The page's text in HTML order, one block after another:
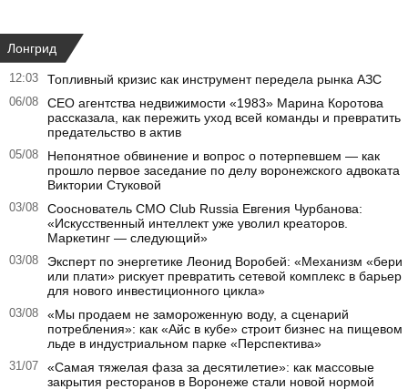
Лонгрид
12:03 Топливный кризис как инструмент передела рынка АЗС
06/08
CEO агентства недвижимости «1983» Марина Коротова
рассказала, как пережить уход всей команды и превратить
предательство в актив
05/08
Непонятное обвинение и вопрос о потерпевшем — как
прошло первое заседание по делу воронежского адвоката
Виктории Стуковой
03/08
Сооснователь CMO Club Russia Евгения Чурбанова:
«Искусственный интеллект уже уволил креаторов.
Маркетинг — следующий»
03/08
Эксперт по энергетике Леонид Воробей: «Механизм «бери
или плати» рискует превратить сетевой комплекс в барьер
для нового инвестиционного цикла»
03/08
«Мы продаем не замороженную воду, а сценарий
потребления»: как «Айс в кубе» строит бизнес на пищевом
льде в индустриальном парке «Перспектива»
31/07
«Самая тяжелая фаза за десятилетие»: как массовые
закрытия ресторанов в Воронеже стали новой нормой